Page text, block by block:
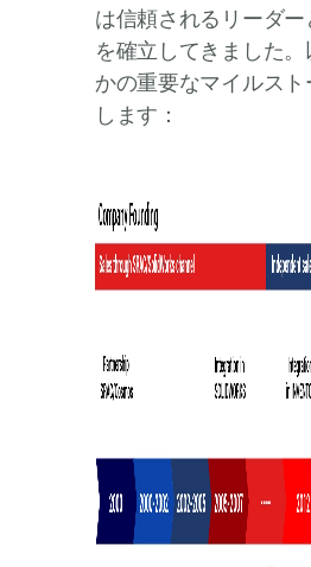
は信頼されるリーダ
を確立してきました
かの重要なマイルス
します：